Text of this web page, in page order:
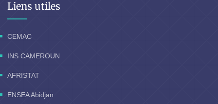
Liens utiles
CEMAC
INS CAMEROUN
AFRISTAT
ENSEA Abidjan